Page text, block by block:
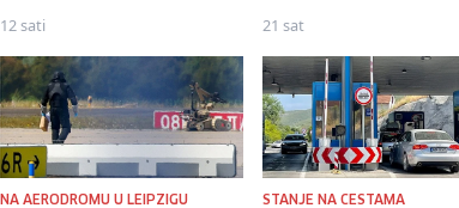
12 sati 21 sat
NA AERODROMU U LEIPZIGU STANJE NA CESTAMA